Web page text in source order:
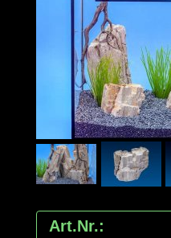
Art.Nr.: